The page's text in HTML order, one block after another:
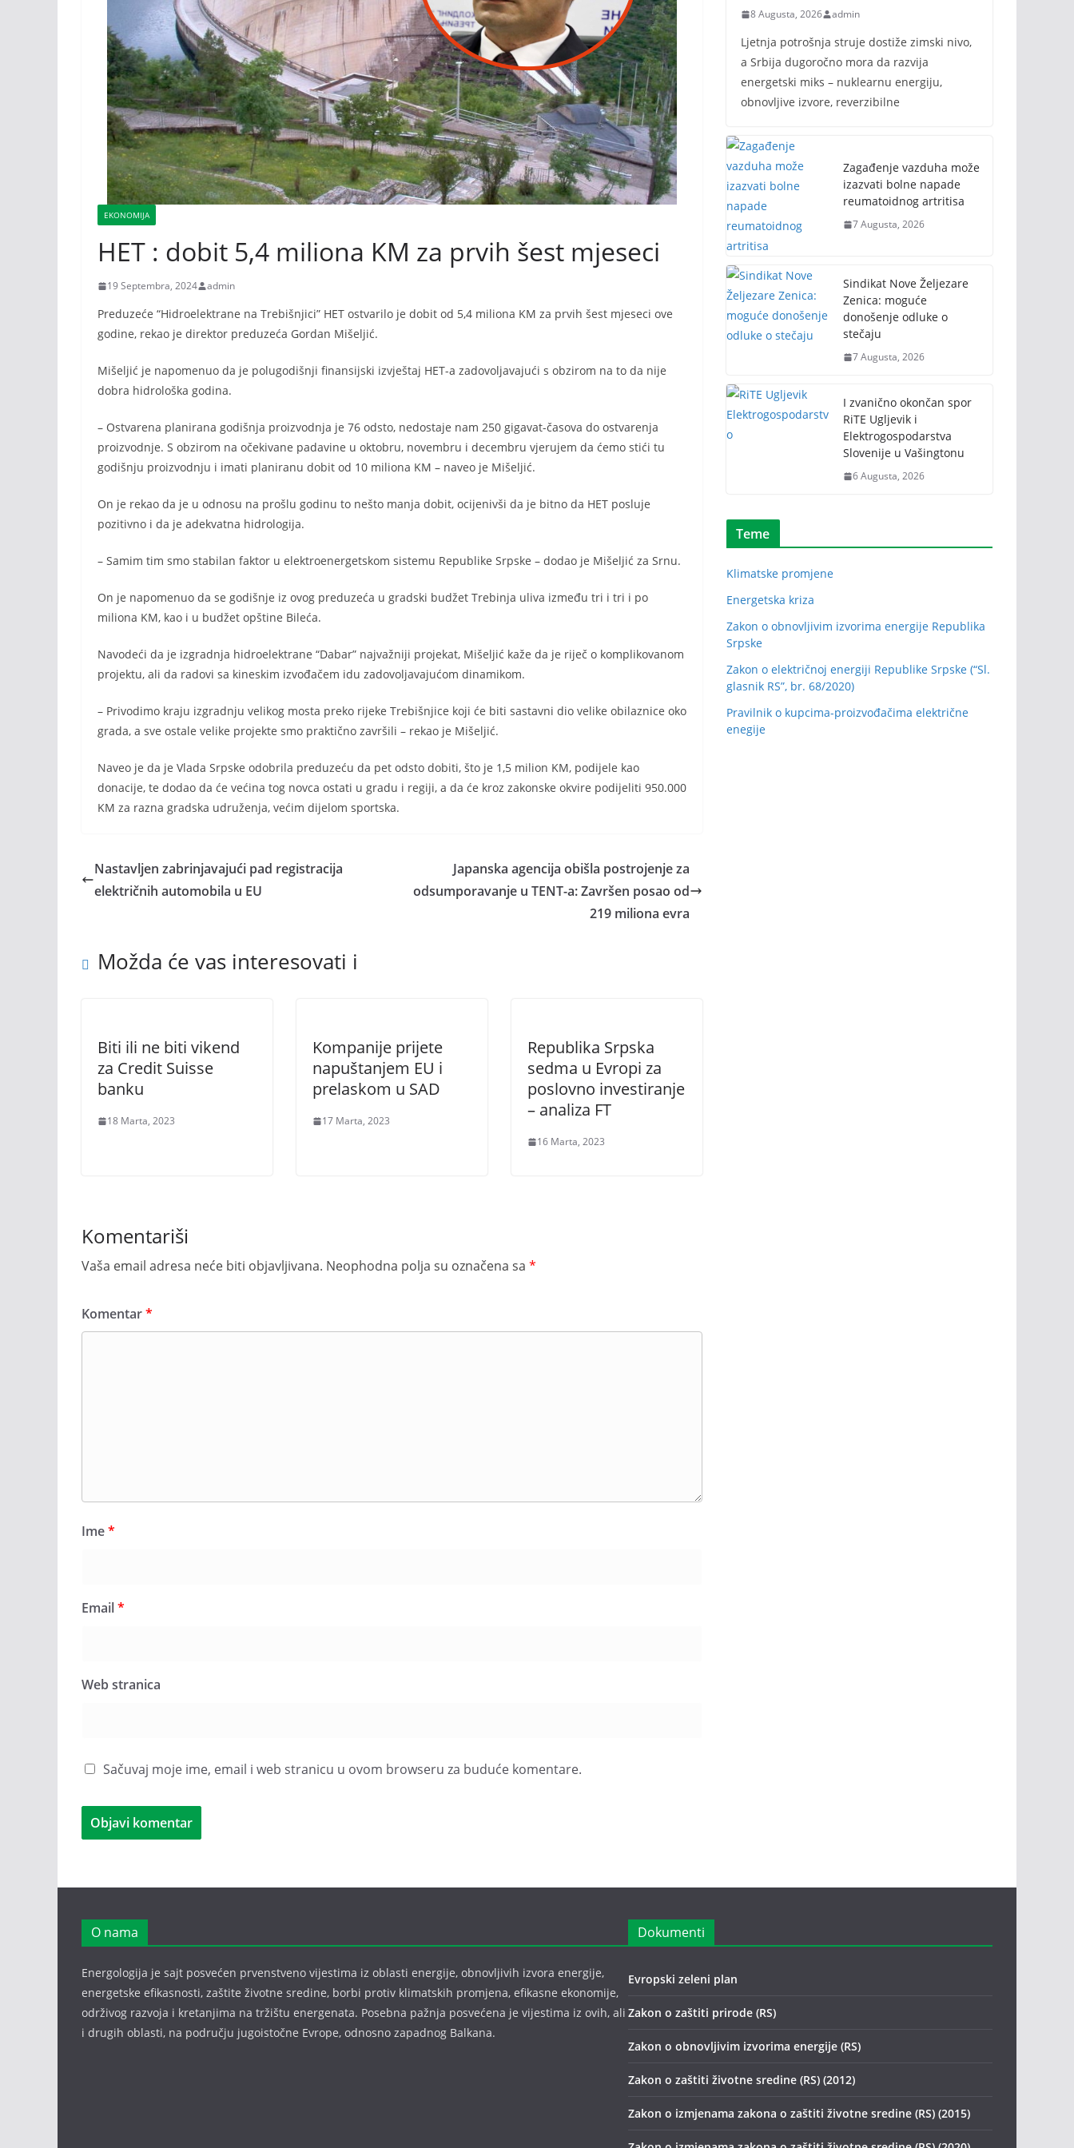
EKONOMIJA
HET : dobit 5,4 miliona KM za prvih šest mjeseci
19 Septembra, 2024 admin
Preduzeće “Hidroelektrane na Trebišnjici” HET ostvarilo je dobit od 5,4 miliona KM za prvih šest mjeseci ove
godine, rekao je direktor preduzeća Gordan Mišeljić.
Mišeljić je napomenuo da je polugodišnji finansijski izvještaj HET-a zadovoljavajući s obzirom na to da nije
dobra hidrološka godina.
– Ostvarena planirana godišnja proizvodnja je 76 odsto, nedostaje nam 250 gigavat-časova do ostvarenja
proizvodnje. S obzirom na očekivane padavine u oktobru, novembru i decembru vjerujem da ćemo stići tu
godišnju proizvodnju i imati planiranu dobit od 10 miliona KM – naveo je Mišeljić.
On je rekao da je u odnosu na prošlu godinu to nešto manja dobit, ocijenivši da je bitno da HET posluje
pozitivno i da je adekvatna hidrologija.
– Samim tim smo stabilan faktor u elektroenergetskom sistemu Republike Srpske – dodao je Mišeljić za Srnu.
On je napomenuo da se godišnje iz ovog preduzeća u gradski budžet Trebinja uliva između tri i tri i po
miliona KM, kao i u budžet opštine Bileća.
Navodeći da je izgradnja hidroelektrane “Dabar” najvažniji projekat, Mišeljić kaže da je riječ o komplikovanom
projektu, ali da radovi sa kineskim izvođačem idu zadovoljavajućom dinamikom.
– Privodimo kraju izgradnju velikog mosta preko rijeke Trebišnjice koji će biti sastavni dio velike obilaznice oko
grada, a sve ostale velike projekte smo praktično završili – rekao je Mišeljić.
Naveo je da je Vlada Srpske odobrila preduzeću da pet odsto dobiti, što je 1,5 milion KM, podijele kao
donacije, te dodao da će većina tog novca ostati u gradu i regiji, a da će kroz zakonske okvire podijeliti 950.000
KM za razna gradska udruženja, većim dijelom sportska.
Nastavljen zabrinjavajući pad registracija
električnih automobila u EU
Japanska agencija obišla postrojenje za
odsumporavanje u TENT-a: Završen posao od
219 miliona evra
Možda će vas interesovati i
Biti ili ne biti vikend
za Credit Suisse
banku
18 Marta, 2023
Kompanije prijete
napuštanjem EU i
prelaskom u SAD
17 Marta, 2023
Republika Srpska
sedma u Evropi za
poslovno investiranje
– analiza FT
16 Marta, 2023
Komentariši
Vaša email adresa neće biti objavljivana. Neophodna polja su označena sa *
Komentar*
Ime*
Email*
Web stranica
Sačuvaj moje ime, email i web stranicu u ovom browseru za buduće komentare.
8 Augusta, 2026 admin
Ljetnja potrošnja struje dostiže zimski nivo,
a Srbija dugoročno mora da razvija
energetski miks – nuklearnu energiju,
obnovljive izvore, reverzibilne
Zagađenje vazduha može
izazvati bolne napade
reumatoidnog artritisa
7 Augusta, 2026
Sindikat Nove Željezare
Zenica: moguće
donošenje odluke o
stečaju
7 Augusta, 2026
I zvanično okončan spor
RiTE Ugljevik i
Elektrogospodarstva
Slovenije u Vašingtonu
6 Augusta, 2026
Teme
Klimatske promjene
Energetska kriza
Zakon o obnovljivim izvorima energije Republika
Srpske
Zakon o električnoj energiji Republike Srpske (“Sl.
glasnik RS”, br. 68/2020)
Pravilnik o kupcima-proizvođačima električne
enegije
O nama
Energologija je sajt posvećen prvenstveno vijestima iz oblasti energije, obnovljivih izvora energije,
energetske efikasnosti, zaštite životne sredine, borbi protiv klimatskih promjena, efikasne ekonomije,
održivog razvoja i kretanjima na tržištu energenata. Posebna pažnja posvećena je vijestima iz ovih, ali
i drugih oblasti, na području jugoistočne Evrope, odnosno zapadnog Balkana.
Dokumenti
Evropski zeleni plan
Zakon o zaštiti prirode (RS)
Zakon o obnovljivim izvorima energije (RS)
Zakon o zaštiti životne sredine (RS) (2012)
Zakon o izmjenama zakona o zaštiti životne sredine (RS) (2015)